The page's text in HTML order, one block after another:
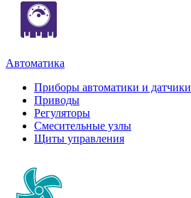
Автоматика
Приборы автоматики и датчики
Приводы
Регуляторы
Смесительные узлы
Щиты управления